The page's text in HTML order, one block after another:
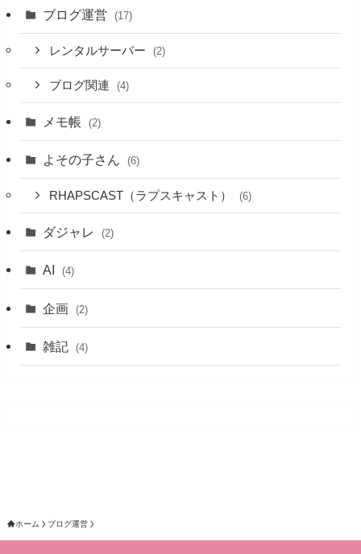
ブログ運営 (17)
レンタルサーバー (2)
ブログ関連 (4)
メモ帳 (2)
よその子さん (6)
RHAPSCAST（ラプスキャスト） (6)
ダジャレ (2)
AI (4)
企画 (2)
雑記 (4)
ホーム ブログ運営